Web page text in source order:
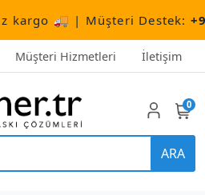
🚚 | Müşteri Destek:+90
Müşteri Hizmetleri İletişim
ARA
0